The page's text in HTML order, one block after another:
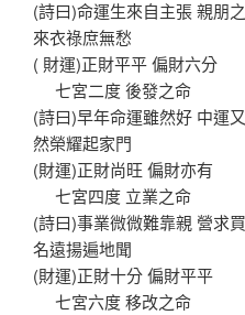
(詩曰)命運生來自主張 親朋
來衣祿庶無愁
( 財運)正財平平 偏財六分
七宮二度 後發之命
(詩曰)早年命運雖然好 中運
然榮耀起家門
(財運)正財尚旺 偏財亦有
七宮四度 立業之命
(詩曰)事業微微難靠親 營求
名遠揚遍地聞
(財運)正財十分 偏財平平
七宮六度 移改之命